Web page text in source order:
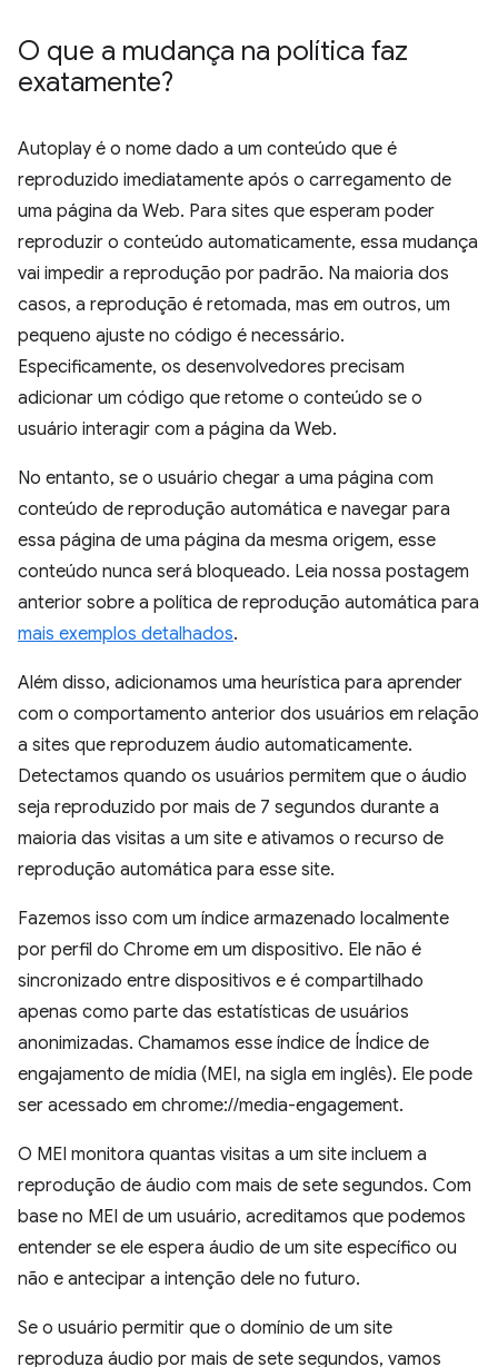
O que a mudança na política faz
exatamente?
Autoplay é o nome dado a um conteúdo que é
reproduzido imediatamente após o carregamento de
uma página da Web. Para sites que esperam poder
reproduzir o conteúdo automaticamente, essa mudança
vai impedir a reprodução por padrão. Na maioria dos
casos, a reprodução é retomada, mas em outros, um
pequeno ajuste no código é necessário.
Especificamente, os desenvolvedores precisam
adicionar um código que retome o conteúdo se o
usuário interagir com a página da Web.
No entanto, se o usuário chegar a uma página com
conteúdo de reprodução automática e navegar para
essa página de uma página da mesma origem, esse
conteúdo nunca será bloqueado. Leia nossa postagem
anterior sobre a política de reprodução automática para
mais exemplos detalhados.
Além disso, adicionamos uma heurística para aprender
com o comportamento anterior dos usuários em relação
a sites que reproduzem áudio automaticamente.
Detectamos quando os usuários permitem que o áudio
seja reproduzido por mais de 7 segundos durante a
maioria das visitas a um site e ativamos o recurso de
reprodução automática para esse site.
Fazemos isso com um índice armazenado localmente
por perfil do Chrome em um dispositivo. Ele não é
sincronizado entre dispositivos e é compartilhado
apenas como parte das estatísticas de usuários
anonimizadas. Chamamos esse índice de Índice de
engajamento de mídia (MEI, na sigla em inglês). Ele pode
ser acessado em chrome://media-engagement.
O MEI monitora quantas visitas a um site incluem a
reprodução de áudio com mais de sete segundos. Com
base no MEI de um usuário, acreditamos que podemos
entender se ele espera áudio de um site específico ou
não e antecipar a intenção dele no futuro.
Se o usuário permitir que o domínio de um site
reproduza áudio por mais de sete segundos, vamos